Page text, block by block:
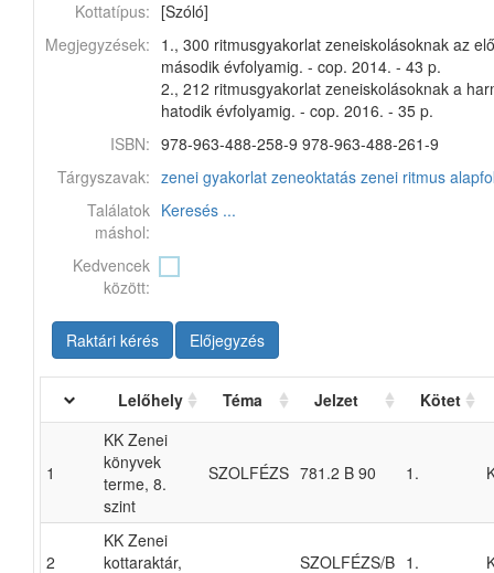
Kottatípus: [Szóló]
Megjegyzések: 1., 300 ritmusgyakorlat zeneiskolásoknak az
második évfolyamig. - cop. 2014. - 43 p.
2., 212 ritmusgyakorlat zeneiskolásoknak a
hatodik évfolyamig. - cop. 2016. - 35 p.
ISBN: 978-963-488-258-9 978-963-488-261-9
Tárgyszavak: zenei gyakorlat zeneoktatás zenei ritmus
Találatok
máshol:
Keresés ...
Kedvencek
között:
Raktári kérés Előjegyzés
Lelőhely Téma Jelzet Kötet
1
KK Zenei
könyvek
terme, 8.
szint
SZOLFÉZS 781.2 B 90 1.
2
KK Zenei
kottaraktár,
SZOLFÉZS/B 1.